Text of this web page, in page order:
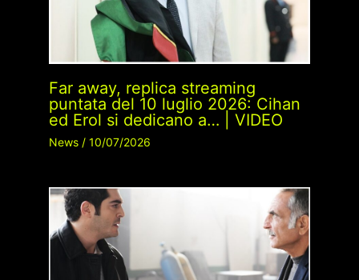
Far away, replica streaming
puntata del 10 luglio 2026: Cihan
ed Erol si dedicano a… | VIDEO
News/ 10/07/2026